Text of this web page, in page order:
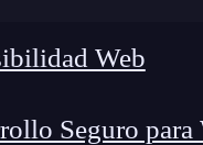
Web
Seguro para